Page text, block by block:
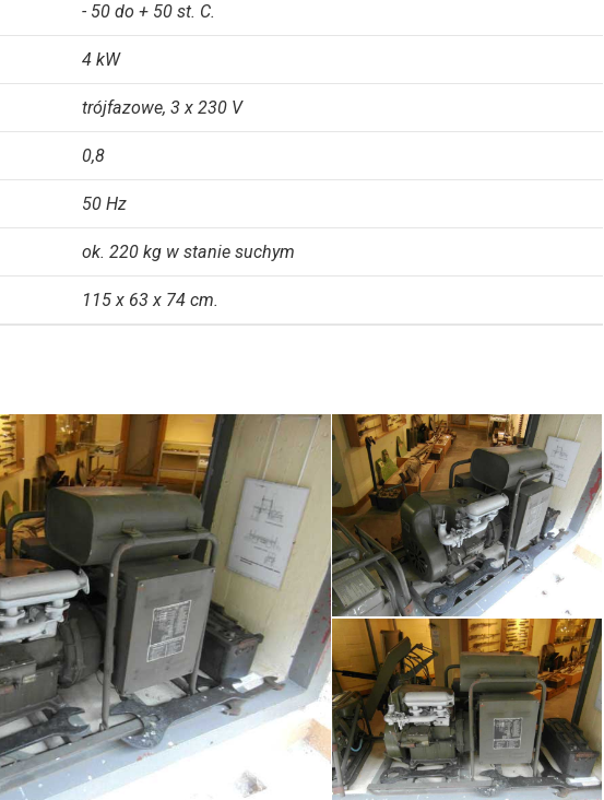
- 50 do + 50 st. C.
4 kW
trójfazowe, 3 x 230 V
0,8
50 Hz
ok. 220 kg w stanie suchym
115 x 63 x 74 cm.